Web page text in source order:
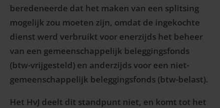
beredeneerde dat het maken van een splitsing
mogelijk zou moeten zijn, omdat de ingekochte
dienst werd verbruikt voor enerzijds het beheer
van een gemeenschappelijk beleggingsfonds
(btw-vrijgesteld) en anderzijds voor een niet-
gemeenschappelijk beleggingsfonds (btw-belast).
Het HvJ deelt dit standpunt niet, en komt tot het